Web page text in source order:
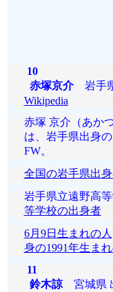
10
赤塚京介岩手
Wikipedia
赤塚 京介（あか
は、岩手県出身
FW。
全国の岩手県出
岩手県立遠野高
等学校の出身者
6月9日生まれの人
身の1991年生まれ
11
鈴木諒宮城県